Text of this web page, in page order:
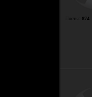
Посты: 874